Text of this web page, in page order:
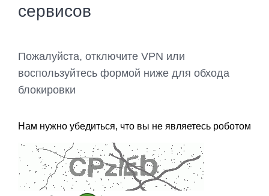
сервисов
Пожалуйста, отключите VPN или
воспользуйтесь формой ниже для обхода
блокировки
Нам нужно убедиться, что вы не являетесь роботом